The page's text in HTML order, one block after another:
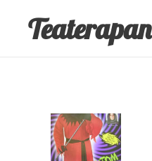
Teaterapan